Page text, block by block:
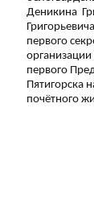
Деникина
первого
первого
Пятигорска
почётного